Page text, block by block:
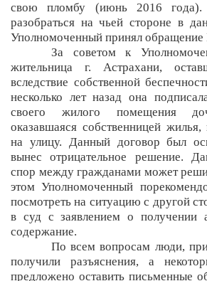
свою пломбу (июнь 2016
разобраться на чьей стороне в
Уполномоченный принял обращение
За советом к
жительница г. Астрахани,
вследствие собственной
несколько лет назад она
своего жилого помещения
оказавшаяся собственницей жилья,
на улицу. Данный договор был
вынес отрицательное решение.
спор между гражданами может
этом Уполномоченный
посмотреть на ситуацию с другой
в суд с заявлением о получении
содержание.
По всем вопросам люди,
получили разъяснения, а
предложено оставить письменные